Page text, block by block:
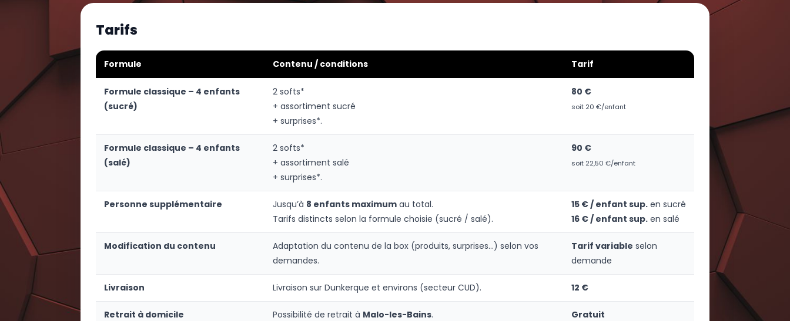
Tarifs
Formule Contenu / conditions Tarif
Formule classique – 4 enfants
(sucré)
2 softs*
+ assortiment sucré
+ surprises*.
80 €
soit 20 €/enfant
Formule classique – 4 enfants
(salé)
2 softs*
+ assortiment salé
+ surprises*.
90 €
soit 22,50 €/enfant
Personne supplémentaire Jusqu’à 8 enfants maximum au total.
Tarifs distincts selon la formule choisie (sucré / salé).
15 € / enfant sup. en sucré
16 € / enfant sup. en salé
Modification du contenu
Adaptation du contenu de la box (produits, surprises…) selon vos
demandes.
Tarif variable selon
demande
Livraison Livraison sur Dunkerque et environs (secteur CUD). 12 €
Retrait à domicile Possibilité de retrait à Malo-les-Bains. Gratuit